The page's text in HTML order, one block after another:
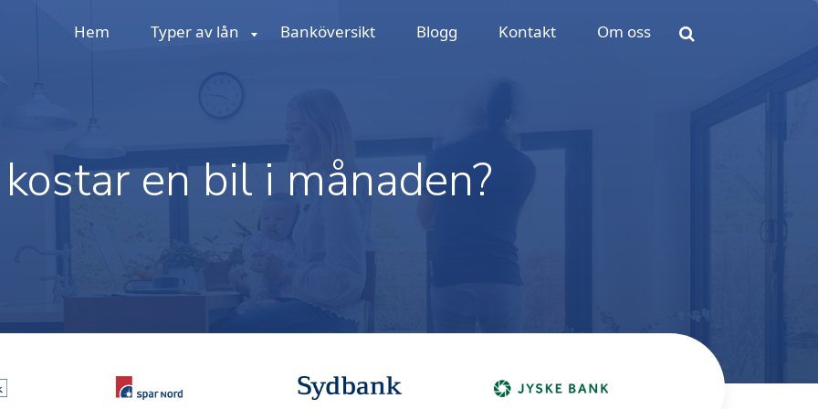
Hem Typer av lån Banköversikt Blogg Kontakt Om oss
en bil i månaden?